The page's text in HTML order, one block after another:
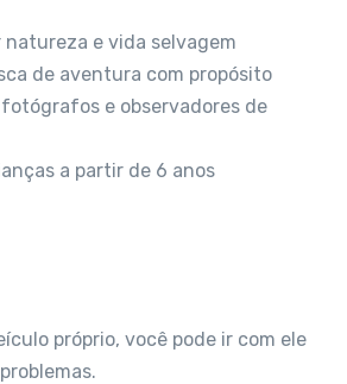
e vida selvagem
de aventura com propósito
e observadores de
a partir de 6 anos
próprio, você pode ir com ele